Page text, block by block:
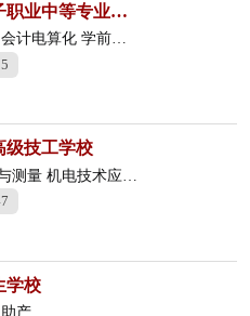
重庆光华女子职业中等专业学校
电算化 学前教育
级技工学校
电技术应用 数控技术应用
学校
产